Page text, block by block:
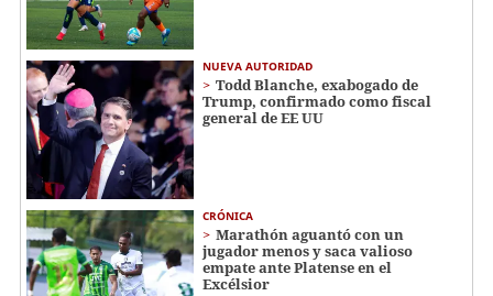
NUEVA AUTORIDAD
Todd Blanche, exabogado de
Trump, confirmado como fiscal
general de EE UU
CRÓNICA
Marathón aguantó con un
jugador menos y saca valioso
empate ante Platense en el
Excélsior